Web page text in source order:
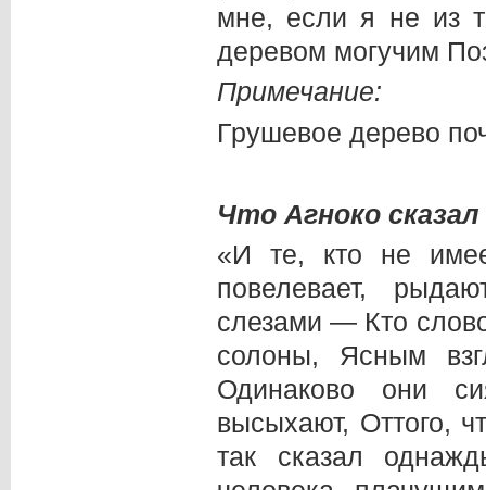
мне, если я не из
деревом могучим
Примечание:
Грушевое дерево
Что Агноко сказал
«И те, кто не
повелевает,
слезами — Кто
солоны, Ясным
Одинаково они
высыхают, Оттого,
так сказал